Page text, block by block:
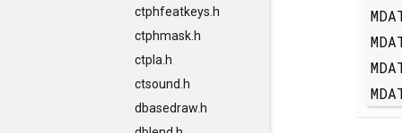
ctphfeatkeys.h
ctphmask.h
ctpla.h
ctsound.h
dbasedraw.h